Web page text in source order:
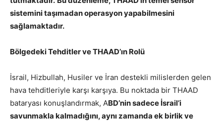
sistemini taşımadan operasyon yapabilmesini
sağlamaktadır.
Bölgedeki Tehditler ve THAAD’ın Rolü
İsrail, Hizbullah, Husiler ve İran destekli milislerden gelen
hava tehditleriyle karşı karşıya. Bu noktada bir THAAD
bataryası konuşlandırmak, ABD’nin sadece İsrail’i
savunmakla kalmadığını, aynı zamanda ek birlik ve